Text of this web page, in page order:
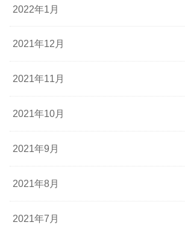
2022年1月
2021年12月
2021年11月
2021年10月
2021年9月
2021年8月
2021年7月